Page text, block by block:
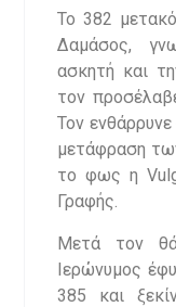
Το 382
Δαμάσος,
ασκητή και
τον
Τον ενθάρρυνε
μετάφραση
το φως η
Γραφής.
Μετά τον
Ιερώνυμος
385 και